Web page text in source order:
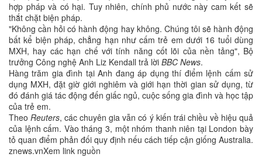
hợp pháp và có hại. Tuy nhiên, chính phủ nước này cam kết sẽ
thắt chặt biện pháp.
"Không cần hỏi có hành động hay không. Chúng tôi sẽ hành động
bất kể biện pháp, chẳng hạn như cấm trẻ em dưới 16 tuổi dùng
MXH, hay các hạn chế với tính năng cốt lõi của nền tảng", Bộ
trưởng Công nghệ Anh Liz Kendall trả lời BBC News.
Hàng trăm gia đình tại Anh đang áp dụng thí điểm lệnh cấm sử
dụng MXH, đặt giờ giới nghiêm và giới hạn thời gian sử dụng, từ
đó đánh giá tác động đến giấc ngủ, cuộc sống gia đình và học tập
của trẻ em.
Theo Reuters, các chuyên gia vẫn có ý kiến trái chiều về hiệu quả
của lệnh cấm. Vào tháng 3, một nhóm thanh niên tại London bày
tỏ quan điểm phản đối quy định nếu cách tiếp cận giống Australia.
znews.vnXem link nguồn